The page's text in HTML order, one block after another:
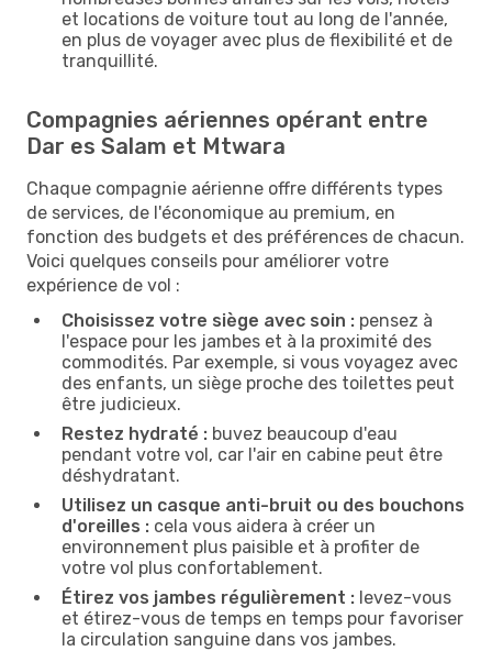
et locations de voiture tout au long de l'année,
en plus de voyager avec plus de flexibilité et de
tranquillité.
Compagnies aériennes opérant entre
Dar es Salam et Mtwara
Chaque compagnie aérienne offre différents types
de services, de l'économique au premium, en
fonction des budgets et des préférences de chacun.
Voici quelques conseils pour améliorer votre
expérience de vol :
Choisissez votre siège avec soin : pensez à
l'espace pour les jambes et à la proximité des
commodités. Par exemple, si vous voyagez avec
des enfants, un siège proche des toilettes peut
être judicieux.
Restez hydraté : buvez beaucoup d'eau
pendant votre vol, car l'air en cabine peut être
déshydratant.
Utilisez un casque anti-bruit ou des bouchons
d'oreilles : cela vous aidera à créer un
environnement plus paisible et à profiter de
votre vol plus confortablement.
Étirez vos jambes régulièrement : levez-vous
et étirez-vous de temps en temps pour favoriser
la circulation sanguine dans vos jambes.